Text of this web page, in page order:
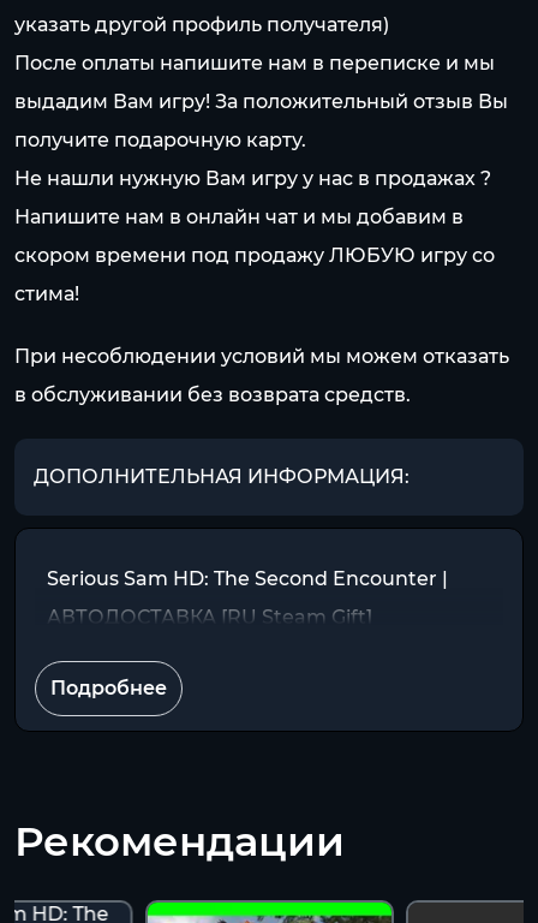
указать другой профиль получателя)
После оплаты напишите нам в переписке и мы
выдадим Вам игру! За положительный отзыв Вы
получите подарочную карту.
Не нашли нужную Вам игру у нас в продажах ?
Напишите нам в онлайн чат и мы добавим в
скором времени под продажу ЛЮБУЮ игру со
стима!
При несоблюдении условий мы можем отказать
в обслуживании без возврата средств.
ДОПОЛНИТЕЛЬНАЯ ИНФОРМАЦИЯ:
Serious Sam HD: The Second Encounter |
АВТОДОСТАВКА [RU Steam Gift]
Подробнее
Рекомендации